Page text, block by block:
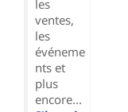
les
ventes,
les
événeme
nts et
plus
encore...